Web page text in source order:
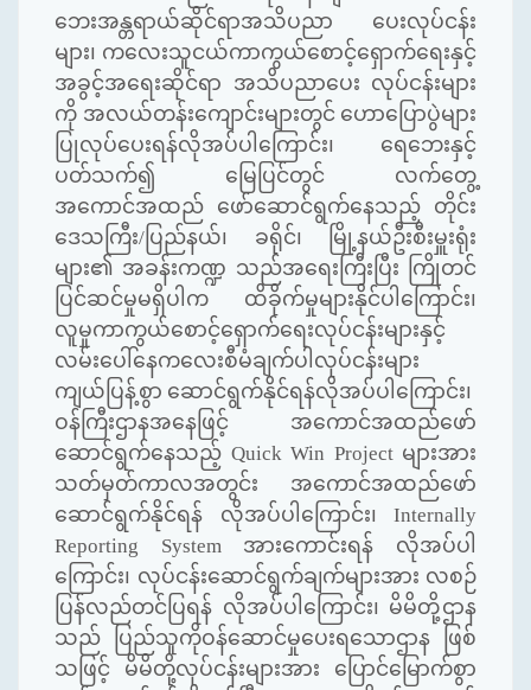
ဘေးအန္တရာယ်ဆိုင်ရာအသိပညာ ပေးလုပ်ငန်း
များ၊ ကလေးသူငယ်ကာကွယ်စောင့်ရှောက်ရေးနှင့်
အခွင့်အရေးဆိုင်ရာ အသိပညာပေး လုပ်ငန်းများ
ကို အလယ်တန်းကျောင်းများတွင် ဟောပြောပွဲများ
ပြုလုပ်ပေးရန်လိုအပ်ပါကြောင်း၊ ရေဘေးနှင့်
ပတ်သက်၍ မြေပြင်တွင် လက်တွေ့
အကောင်အထည် ဖော်ဆောင်ရွက်နေသည့် တိုင်း
ဒေသကြီး/ပြည်နယ်၊ ခရိုင်၊ မြို့နယ်ဦးစီးမှူးရုံး
များ၏ အခန်းကဏ္ဍ သည်အရေးကြီးပြီး ကြိုတင်
ပြင်ဆင်မှုမရှိပါက ထိခိုက်မှုများနိုင်ပါကြောင်း၊
လူမှုကာကွယ်စောင့်ရှောက်ရေးလုပ်ငန်းများနှင့်
လမ်းပေါ်နေကလေးစီမံချက်ပါလုပ်ငန်းများ
ကျယ်ပြန့်စွာ ဆောင်ရွက်နိုင်ရန်လိုအပ်ပါကြောင်း၊
ဝန်ကြီးဌာနအနေဖြင့် အကောင်အထည်ဖော်
ဆောင်ရွက်နေသည့် Quick Win Project များအား
သတ်မှတ်ကာလအတွင်း အကောင်အထည်ဖော်
ဆောင်ရွက်နိုင်ရန် လိုအပ်ပါကြောင်း၊ Internally
Reporting System အားကောင်းရန် လိုအပ်ပါ
ကြောင်း၊ လုပ်ငန်းဆောင်ရွက်ချက်များအား လစဉ်
ပြန်လည်တင်ပြရန် လိုအပ်ပါကြောင်း၊ မိမိတို့ဌာန
သည် ပြည်သူကိုဝန်ဆောင်မှုပေးရသောဌာန ဖြစ်
သဖြင့် မိမိတို့လုပ်ငန်းများအား ပြောင်မြောက်စွာ